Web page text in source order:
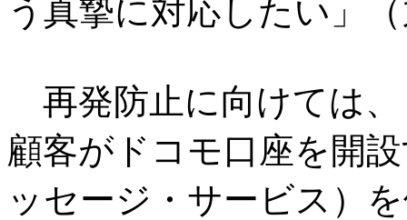
う真摯に対応したい」
再発防止に向けては
顧客がドコモ口座を開
ッセージ・サービス）